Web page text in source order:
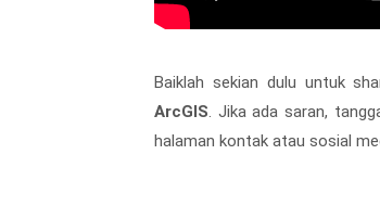
Baiklah sekian dulu untuk
ArcGIS. Jika ada saran,
halaman kontak atau sosial